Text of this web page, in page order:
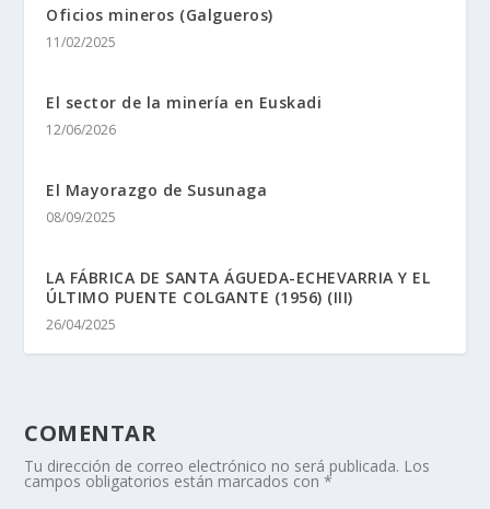
Oficios mineros (Galgueros)
11/02/2025
El sector de la minerí­a en Euskadi
12/06/2026
El Mayorazgo de Susunaga
08/09/2025
LA FÁBRICA DE SANTA ÁGUEDA-ECHEVARRIA Y EL
ÚLTIMO PUENTE COLGANTE (1956) (III)
26/04/2025
COMENTAR
Tu dirección de correo electrónico no será publicada. Los
campos obligatorios están marcados con*